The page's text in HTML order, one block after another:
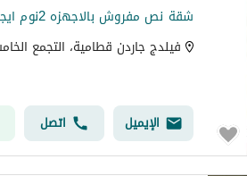
الإيميل اتصل